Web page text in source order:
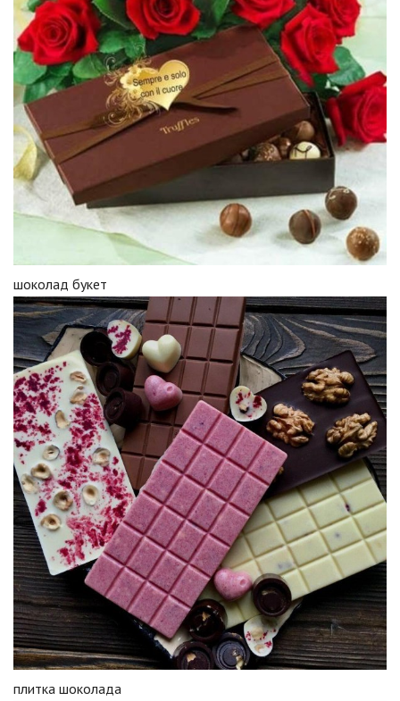
шоколад букет
плитка шоколада